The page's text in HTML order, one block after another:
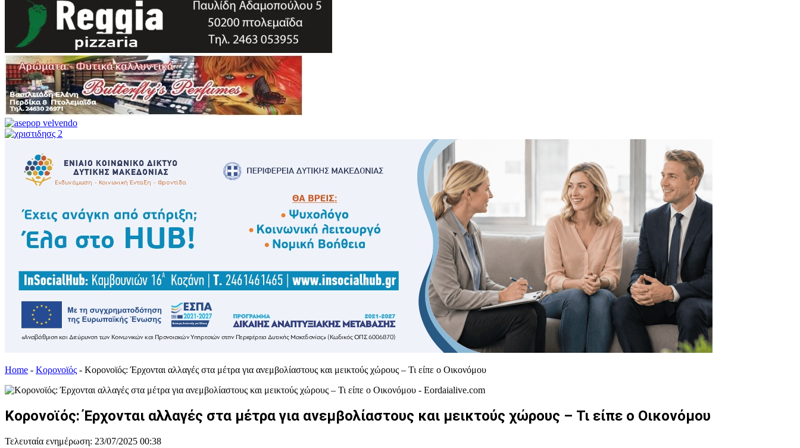
Home - Κορονοϊός - Κορονοϊός: Έρχονται αλλαγές στα μέτρα για ανεμβολίαστους και μεικτούς χώρους – Τι είπε ο Οικονόμου
Κορονοϊός: Έρχονται αλλαγές στα μέτρα για ανεμβολίαστους και μεικτούς χώρους – Τι είπε ο Οικονόμου
Τελευταία ενημέρωση: 23/07/2025 00:38